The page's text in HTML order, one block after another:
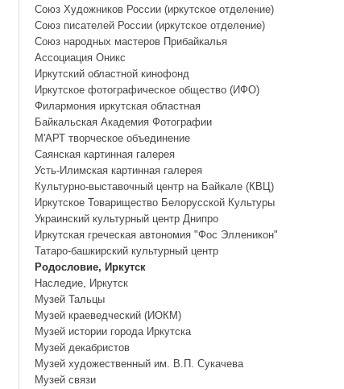
Союз Художников России (иркутское отделение)
Союз писателей России (иркутское отделение)
Союз народных мастеров Прибайкалья
Ассоциация Оникс
Иркутский областной кинофонд
Иркутское фотографическое общество (ИФО)
Филармония иркутская областная
Байкальская Академия Фотографии
М'АРТ творческое объединение
Саянская картинная галерея
Усть-Илимская картинная галерея
Культурно-выставочный центр на Байкале (КВЦ)
Иркутское Товарищество Белорусской Культуры
Украинский культурный центр Днипро
Иркутская греческая автономия "Фос Элленикон"
Татаро-башкирский культурный центр
Родословие, Иркутск
Наследие, Иркутск
Музей Тальцы
Музей краеведческий (ИОКМ)
Музей истории города Иркутска
Музей декабристов
Музей художественный им. В.П. Сукачева
Музей связи